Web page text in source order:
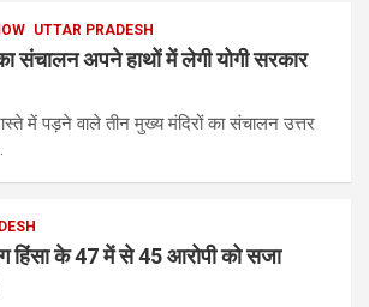
UTTAR PRADESH
संचालन अपने हाथों में लेगी योगी सरकार
में पड़ने वाले तीन मुख्य मंदिरों का संचालन उत्तर
हिंसा के 47 में से 45 आरोपी को सजा